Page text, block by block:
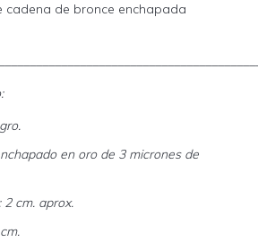
cadena de bronce enchapada
en oro de 3 micrones de
cm. aprox.